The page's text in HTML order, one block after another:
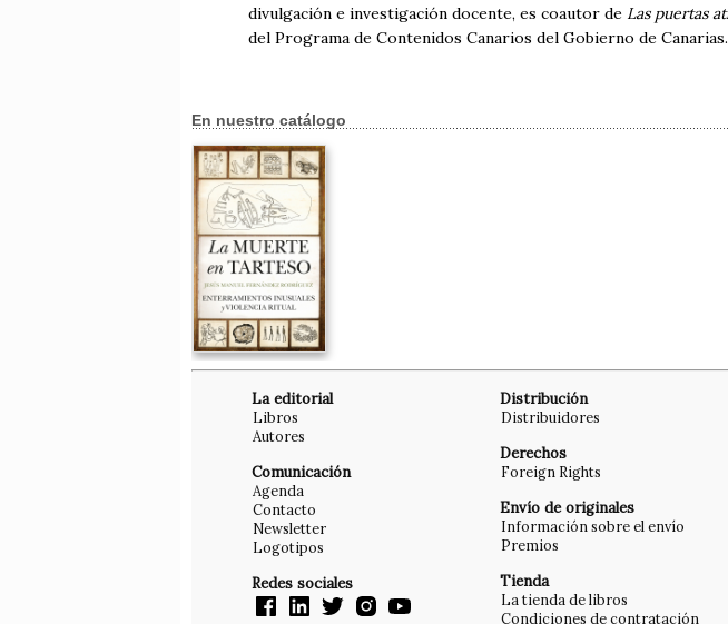
divulgación e investigación docente, es coautor de Las puertas
del Programa de Contenidos Canarios del Gobierno de Canarias.
En nuestro catálogo
La editorial
Libros
Autores
Comunicación
Agenda
Contacto
Newsletter
Logotipos
Redes sociales
Distribución
Distribuidores
Derechos
Foreign Rights
Envío de originales
Información sobre el envío
Premios
Tienda
La tienda de libros
Condiciones de contratación